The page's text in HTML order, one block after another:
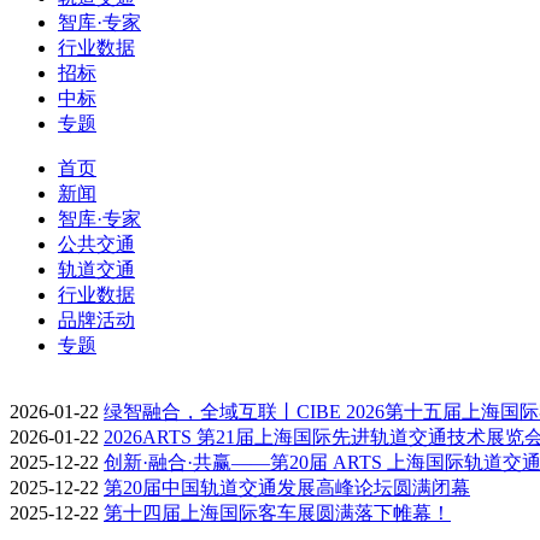
智库·专家
行业数据
招标
中标
专题
首页
新闻
智库·专家
公共交通
轨道交通
行业数据
品牌活动
专题
2026-01-22 绿智融合，全域互联丨CIBE 2026第十五届上海国
2026-01-22 2026ARTS 第21届上海国际先进轨道交通技术展览
2025-12-22 创新·融合·共赢——第20届 ARTS 上海国际轨道交
2025-12-22 第20届中国轨道交通发展高峰论坛圆满闭幕
2025-12-22 第十四届上海国际客车展圆满落下帷幕！